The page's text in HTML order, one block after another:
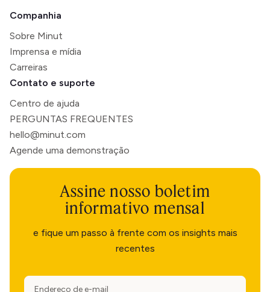
Companhia
Sobre Minut
Imprensa e mídia
Carreiras
Contato e suporte
Centro de ajuda
PERGUNTAS FREQUENTES
hello@minut.com
Agende uma demonstração
Assine nosso boletim
informativo mensal
e fique um passo à frente com os insights mais
recentes